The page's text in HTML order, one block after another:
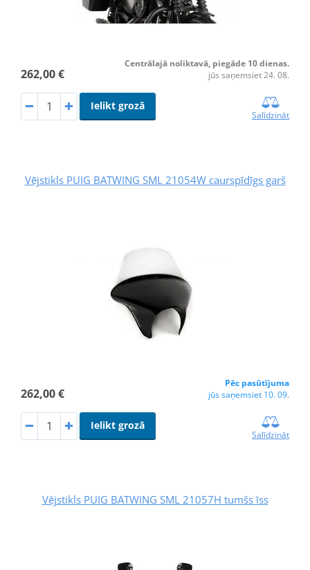
262,00 €
Centrālajā noliktavā, piegāde 10 dienas.
jūs saņemsiet 24. 08.
Ielikt grozā
Salīdzināt
Vējstikls PUIG BATWING SML 21054W caurspīdīgs garš
262,00 €
Pēc pasūtījuma
jūs saņemsiet 10. 09.
Ielikt grozā
Salīdzināt
Vējstikls PUIG BATWING SML 21057H tumšs īss